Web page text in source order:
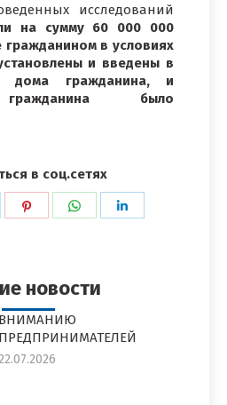
исследований
на сумму 60 000 000
гражданином в условиях
и введены в
дома гражданина, и
было
в соц.сетях
ПоделитьсяПоделиться
новости
ВНИМАНИЮ
ПРЕДПРИНИМАТЕЛЕЙ